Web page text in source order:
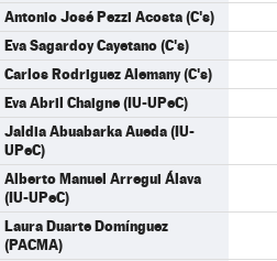
Antonio José Pezzi Acosta (C's)
Eva Sagardoy Cayetano (C's)
Carlos Rodriguez Alemany (C's)
Eva Abril Chaigne (IU-UPeC)
Jaldia Abuabarka Aueda (IU-
UPeC)
Alberto Manuel Arregui Álava
(IU-UPeC)
Laura Duarte Domínguez
(PACMA)